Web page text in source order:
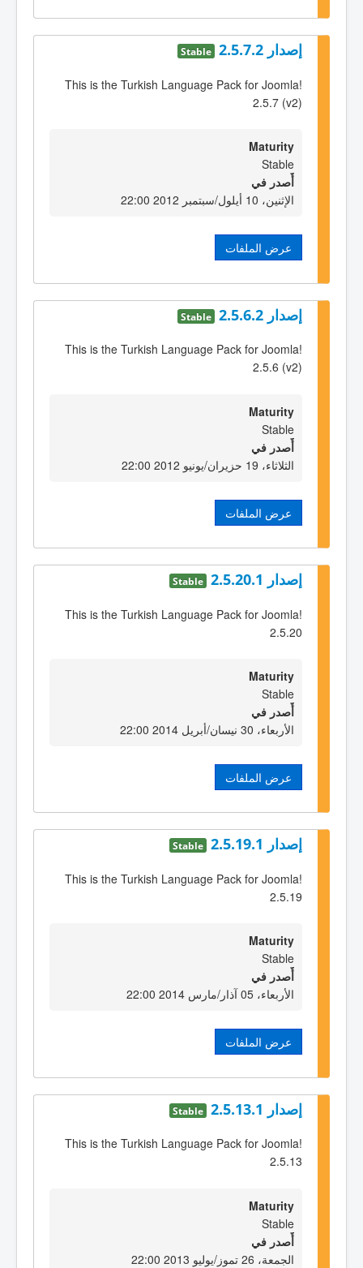
إصدار 2.5.7.2 Stable
This is the Turkish Language Pack for Joomla!
2.5.7 (v2)
Maturity
Stable
أٌصدر في
الإثنين، 10 أيلول/سبتمبر 2012 22:00
عرض الملفات
إصدار 2.5.6.2 Stable
This is the Turkish Language Pack for Joomla!
2.5.6 (v2)
Maturity
Stable
أٌصدر في
الثلاثاء، 19 حزيران/يونيو 2012 22:00
عرض الملفات
إصدار 2.5.20.1 Stable
This is the Turkish Language Pack for Joomla!
2.5.20
Maturity
Stable
أٌصدر في
الأربعاء، 30 نيسان/أبريل 2014 22:00
عرض الملفات
إصدار 2.5.19.1 Stable
This is the Turkish Language Pack for Joomla!
2.5.19
Maturity
Stable
أٌصدر في
الأربعاء، 05 آذار/مارس 2014 22:00
عرض الملفات
إصدار 2.5.13.1 Stable
This is the Turkish Language Pack for Joomla!
2.5.13
Maturity
Stable
أٌصدر في
الجمعة، 26 تموز/يوليو 2013 22:00